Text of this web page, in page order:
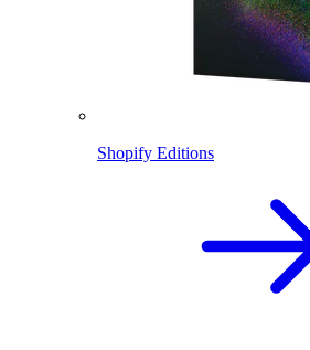
Shopify Editions